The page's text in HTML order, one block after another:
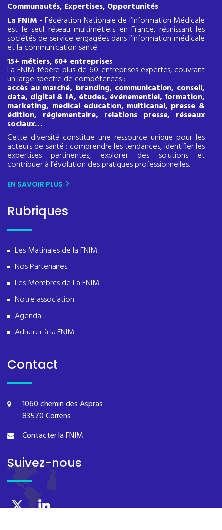
Communautés, Expertises, Opportunités
La FNIM - Fédération Nationale de l’Information Médicale
est le seul réseau multimétiers en France, réunissant les
sociétés de service engagées dans l’information médicale
et la communication santé.
15+ métiers, 60+ entreprises
La FNIM fédère plus de 60 entreprises expertes, couvrant
un large spectre de compétences :
accès au marché, branding, communication, conseil,
data, digital & IA, études, événementiel, formation,
marketing, medical education, multicanal, presse &
édition, réglementaire, relations presse, réseaux
sociaux…
Cette diversité constitue une ressource unique pour les
acteurs de santé : comprendre les tendances, identifier les
expertises pertinentes, explorer des solutions et
contribuer à l’évolution des pratiques professionnelles.
EN SAVOIR PLUS
Rubriques
Les Matinales de la FNIM
Nos Partenaires
Les Membres de La FNIM
Notre association
Agenda
Adherer à la FNIM
Contact
1060 chemin des Aspras
83570 Correns
Contacter la FNIM
Suivez-nous